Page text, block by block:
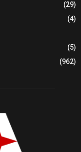
(29)
(4)
(5)
(962)